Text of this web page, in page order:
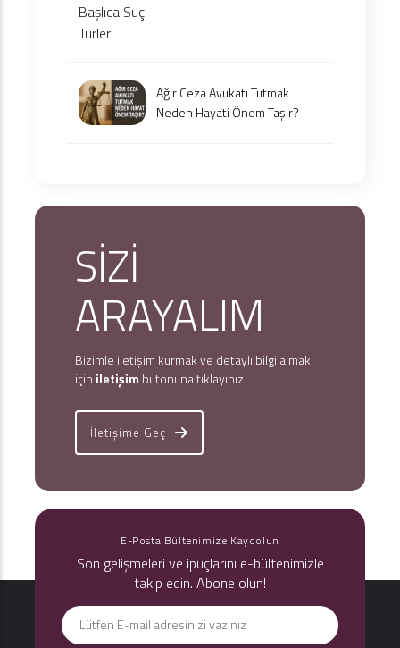
Ağır Ceza Avukatı Tutmak
Neden Hayati Önem Taşır?
SİZİ
ARAYALIM
Bizimle iletişim kurmak ve detaylı bilgi almak
için iletişim butonuna tıklayınız.
İletişime Geç
E-Posta Bültenimize Kaydolun
Son gelişmeleri ve ipuçlarını e-bültenimizle
takip edin. Abone olun!